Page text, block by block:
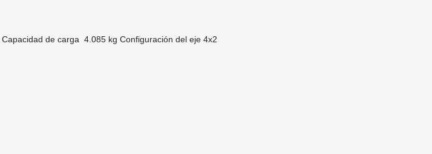
Capacidad de carga 4.085 kg Configuración del eje 4x2